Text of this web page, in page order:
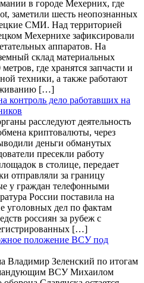
в городе Мехерних, где
заметили шесть неопознанных
СМИ. Над территорией
Мехернихе зафиксировали
аппаратов. На
склад материальных
где хранятся запчасти и
техники, а также работают
[…]
контроль дело работавших на
расследуют деятельность
криптовалюты, через
деньги обманутых
пресекли работу
в столице, передает
отправляли за границу
у граждан телефонными
России поставила на
уголовных дел по фактам
россиян за рубеж с
[…]
положение ВСУ под
Владимир Зеленский по итогам
ВСУ Михаилом